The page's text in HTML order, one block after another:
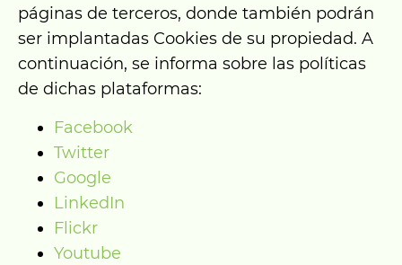
páginas de terceros, donde también podrán
ser implantadas Cookies de su propiedad. A
continuación, se informa sobre las políticas
de dichas plataformas:
Facebook
Twitter
Google
LinkedIn
Flickr
Youtube